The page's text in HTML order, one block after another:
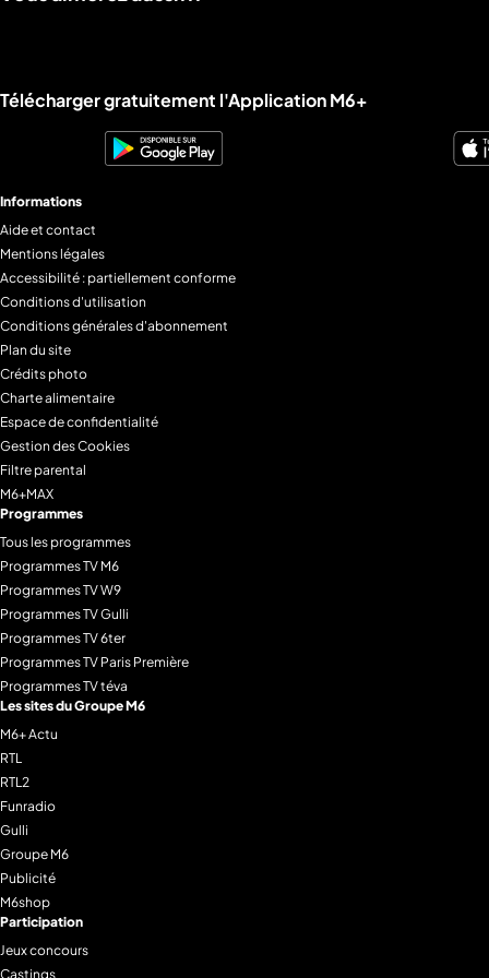
Liens utiles M6+.
Télécharger gratuitement l'Application M6+
Informations
Aide et contact
Mentions légales
Accessibilité : partiellement conforme
Conditions d'utilisation
Conditions générales d'abonnement
Plan du site
Crédits photo
Charte alimentaire
Espace de confidentialité
Gestion des Cookies
Filtre parental
M6+MAX
Programmes
Tous les programmes
Programmes TV M6
Programmes TV W9
Programmes TV Gulli
Programmes TV 6ter
Programmes TV Paris Première
Programmes TV téva
Les sites du Groupe M6
M6+ Actu
RTL
RTL2
Funradio
Gulli
Groupe M6
Publicité
M6shop
Participation
Jeux concours
Castings